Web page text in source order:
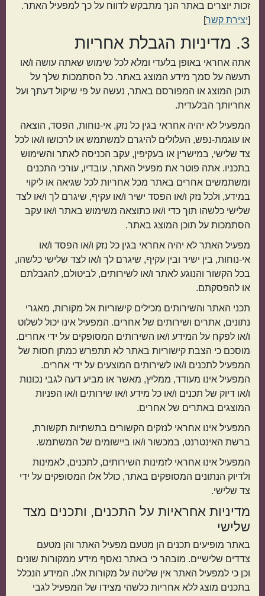
זכות יוצרים באתר הנך מתבקש לדווח על כך למפעיל האתר.
[יצירת קשר]
3. מדיניות הגבלת אחריות
אתה אחראי באופן בלעדי ומלא לכל שימוש שאתה עושה ו/או
תעשה על סמך מידע המוצג באתר. כל הסתמכות שלך על
תוכן המוצג או המפורסם באתר, נעשה על פי שיקול דעתך ועל
אחריותך הבלעדית.
המפעיל לא יהיה אחראי בגין כל נזק, אי-נוחות, הפסד, הוצאה
או עוגמת-נפש, העלולים להיגרם למשתמש או לרכושו ו/או לכל
צד שלישי, במישרין או בעקיפין, עקב הכניסה לאתר והשימוש
בתכניו. אתה פוטר את מפעיל האתר, עובדיו, עורכי התכנים
ומשתמשים אחרים באתר מכל אחריות לכל שגיאה או ליקוי
במידע, ולכל נזק ו/או הפסד ישיר ו/או עקיף, שיגרם לך ו/או לצד
שלישי כלשהו תוך כדי ו/או כתוצאה משימוש באתר ו/או עקב
הסתמכות על תוכן המוצג באתר.
מפעיל האתר לא יהיה אחראי בגין כל נזק ו/או הפסד ו/או
אי-נוחות, בין ישיר ובין עקיף, שיגרם לך ו/או לצד שלישי כלשהו,
בכל הקשור והנוגע לאתר ו/או לשירותים, לביטולם, להגבלתם
או להפסקתם.
תכני האתר והשירותים מכילים קישוריות אל מקורות, מאגרי
נתונים, אתרים ושירותים של אחרים. המפעיל אינו יכול לשלוט
ו/או לפקח על המידע ו/או השירותים המסופקים על ידי אחרים.
מוסכם כי הצבת קישוריות באתר לא תתפרש כמתן חסות של
המפעיל לתכנים ו/או לשירותים המוצעים על ידי אחרים.
המפעיל אינו מעודד, ממליץ, מאשר או מביע דעה לגבי נכונות
ו/או דיוק של תכנים ו/או כל מידע ו/או שירותים ו/או הפניות
המוצגים באתרים של אחרים.
המפעיל אינו אחראי לנזקים הקשורים בתשתיות תקשורת,
ברשת האינטרנט, במכשור ו/או ביישומים של המשתמש.
המפעיל אינו אחראי לזמינות השירותים, לתכנים, לאמינות
ולדיוק הנתונים המסופקים באתר, כולל אלו המסופקים על ידי
צד שלישי.
מדיניות אחראיות על התכנים, ותכנים מצד
שלישי
באתר מופיעים תכנים הן מטעם מפעיל האתר והן מטעם
צדדים שלישיים. מובהר כי באתר נאסף מידע ממקורות שונים
וכן כי למפעיל האתר אין שליטה על מקורות אלו. המידע הנכלל
בתכנים מוצג ללא אחריות כלשהי מצידו של המפעיל לגבי
קטגוריות נוספות
מנות קלות להכנה בתקציב נמוך
מנות שמוכנות מהר
מתכונים שילדים
אוהבים
הכול בסיר אחד